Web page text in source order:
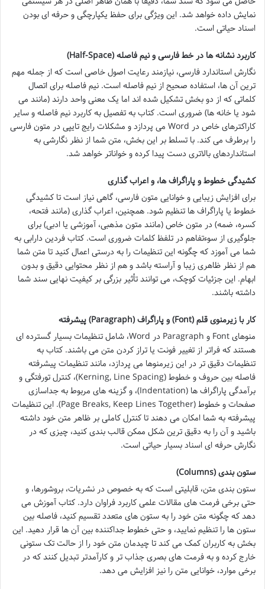
نمایش داده خواهد شد. این ویژگی برای حفظ یکپارچگی و حرفه ای بودن
اسناد حیاتی است.
کاربرد نشانه ها در خط فارسی و نیم فاصله (Half-Space)
نگارش استاندارد فارسی، نیازمند رعایت اصول خاصی است که از جمله مهم
ترین آن ها، استفاده صحیح از نیم فاصله است. نیم فاصله برای اتصال
کلماتی که از دو بخش تشکیل شده اند اما یک معنی واحد دارند (مانند می
شود یا خانه ها) ضروری است. کتاب به تفصیل به کاربرد نیم فاصله و سایر
کاراکترهای خاص در Word می پردازد و مشکلات رایج تایپی در متون فارسی
را برطرف می کند. با تسلط بر این بخش، متن شما از نظر نگارشی به
استانداردهای بالاتری دست پیدا کرده و خواناتر خواهد شد.
کشیدگی خطوط و پاراگراف ها، و اعراب گذاری
برای افزایش زیبایی و خوانایی متون فارسی، گاهی نیاز است تا کشیدگی
خطوط یا پاراگراف ها تنظیم شود. همچنین، اعراب گذاری (مانند فتحه،
کسره، ضمه) در متون خاص (مانند متون مذهبی، آموزشی یا ادبی) برای
جلوگیری از سوءتفاهم در تلفظ کلمات ضروری است. کتاب فردین دارابی به
شما می آموزد که چگونه این تنظیمات را به درستی اعمال کنید تا متن شما
هم از نظر ظاهری زیبا و آراسته باشد و هم از نظر محتوایی دقیق و بدون
ابهام. این جزئیات کوچک، می توانند تأثیر بزرگی بر کیفیت نهایی سند شما
داشته باشند.
کار با زیرمنوی قلم (Font) و پاراگراف (Paragraph) پیشرفته
منوهای Font و Paragraph در Word، شامل تنظیمات بسیار گسترده ای
هستند که فراتر از تغییر فونت یا تراز کردن متن می باشند. کتاب به
تنظیمات دقیق تر در این زیرمنوها می پردازد، مانند تنظیمات پیشرفته
فاصله بین حروف و خطوط (Kerning, Line Spacing)، کنترل تورفتگی و
برآمدگی پاراگراف ها (Indentation)، و گزینه های مربوط به جداسازی
صفحات و خطوط (Page Breaks, Keep Lines Together). این تنظیمات
پیشرفته به شما امکان می دهند تا کنترل کاملی بر ظاهر متن خود داشته
باشید و آن را به دقیق ترین شکل ممکن قالب بندی کنید، چیزی که در
نگارش حرفه ای اسناد بسیار حیاتی است.
ستون بندی (Columns)
ستون بندی متن، قابلیتی است که به خصوص در نشریات، بروشورها، و
حتی برخی فرمت های مقالات علمی کاربرد فراوان دارد. کتاب آموزش می
دهد که چگونه متن خود را به ستون های متعدد تقسیم کنید، فاصله بین
ستون ها را تنظیم نمایید، و حتی خطوط جداکننده بین آن ها قرار دهید. این
بخش به کاربران کمک می کند تا چیدمان متن خود را از حالت تک ستونی
خارج کرده و به فرمت های بصری جذاب تر و کارآمدتر تبدیل کنند که در
برخی موارد، خوانایی متن را نیز افزایش می دهد.